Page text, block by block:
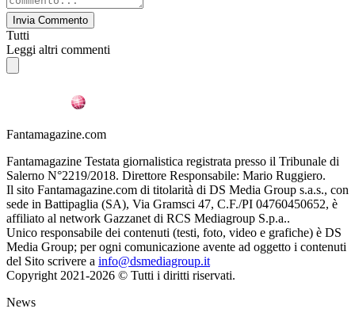
Invia Commento
Tutti
Leggi altri commenti
Fantamagazine.com
Fantamagazine Testata giornalistica registrata presso il Tribunale di
Salerno N°2219/2018. Direttore Responsabile: Mario Ruggiero.
Il sito Fantamagazine.com di titolarità di DS Media Group s.a.s., con
sede in Battipaglia (SA), Via Gramsci 47, C.F./PI 04760450652, è
affiliato al network Gazzanet di RCS Mediagroup S.p.a..
Unico responsabile dei contenuti (testi, foto, video e grafiche) è DS
Media Group; per ogni comunicazione avente ad oggetto i contenuti
del Sito scrivere a info@dsmediagroup.it
Copyright 2021-2026 © Tutti i diritti riservati.
News